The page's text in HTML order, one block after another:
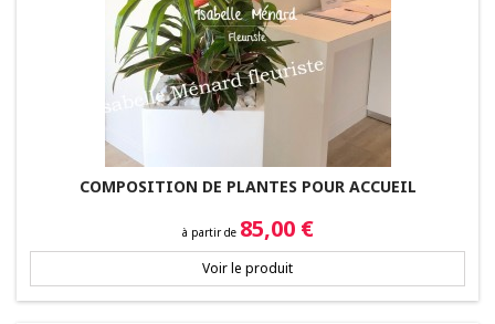
COMPOSITION DE PLANTES POUR ACCUEIL
Prix
à partir de 85,00 €
Voir le produit